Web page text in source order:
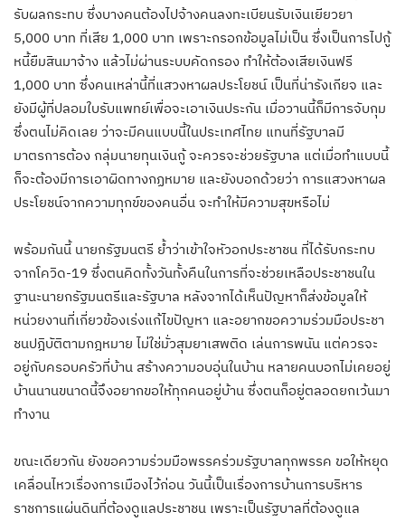
รับผลกระทบ ซึ่งบางคนต้องไปจ้างคนลงทะเบียนรับเงินเยียวยา
5,000 บาท ที่เสีย 1,000 บาท เพราะกรอกข้อมูลไม่เป็น ซึ่งเป็นการไปกู้
หนี้ยืมสินมาจ้าง แล้วไม่ผ่านระบบคัดกรอง ทำให้ต้องเสียเงินฟรี
1,000 บาท ซึ่งคนเหล่านี้ที่แสวงหาผลประโยชน์ เป็นที่น่ารังเกียจ และ
ยังมีผู้ที่ปลอมใบรับแพทย์เพื่อจะเอาเงินประกัน เมื่อวานนี้ก็มีการจับกุม
ซึ่งตนไม่คิดเลย ว่าจะมีคนแบบนี้ในประเทศไทย แทนที่รัฐบาลมี
มาตรการต้อง กลุ่มนายทุนเงินกู้ จะควรจะช่วยรัฐบาล แต่เมื่อทำแบบนี้
ก็จะต้องมีการเอาผิดทางกฏหมาย และยังบอกด้วยว่า การแสวงหาผล
ประโยชน์จากความทุกข์ของคนอื่น จะทำให้มีความสุขหรือไม่
พร้อมกันนี้ นายกรัฐมนตรี ย้ำว่าเข้าใจหัวอกประชาชน ที่ได้รับกระทบ
จากโควิด-19 ซึ่งตนคิดทั้งวันทั้งคืนในการที่จะช่วยเหลือประชาชนใน
ฐานะนายกรัฐมนตรีและรัฐบาล หลังจากได้เห็นปัญหาก็ส่งข้อมูลให้
หน่วยงานที่เกี่ยวข้องเร่งแก้ไขปัญหา และอยากขอความร่วมมือประชา
ชนปฎิบัติตามกฎหมาย ไม่ใช่มั่วสุมยาเสพติด เล่นการพนัน แต่ควรจะ
อยู่กับครอบครัวที่บ้าน สร้างความอบอุ่นในบ้าน หลายคนบอกไม่เคยอยู่
บ้านนานขนาดนี้จึงอยากขอให้ทุกคนอยู่บ้าน ซึ่งตนก็อยู่ตลอดยกเว้นมา
ทำงาน
ขณะเดียวกัน ยังขอความร่วมมือพรรคร่วมรัฐบาลทุกพรรค ขอให้หยุด
เคลื่อนไหวเรื่องการเมืองไว้ก่อน วันนี้เป็นเรื่องการบ้านการบริหาร
ราชการแผ่นดินที่ต้องดูแลประชาชน เพราะเป็นรัฐบาลที่ต้องดูแล